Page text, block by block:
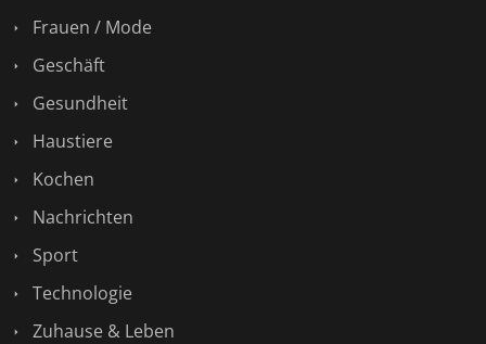
Frauen / Mode
Geschäft
Gesundheit
Haustiere
Kochen
Nachrichten
Sport
Technologie
Zuhause & Leben